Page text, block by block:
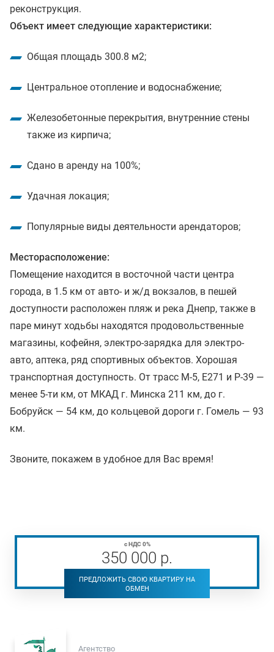
реконструкция.
Объект имеет следующие характеристики:
Общая площадь 300.8 м2;
Центральное отопление и водоснабжение;
Железобетонные перекрытия, внутренние стены
также из кирпича;
Сдано в аренду на 100%;
Удачная локация;
Популярные виды деятельности арендаторов;
Месторасположение:
Помещение находится в восточной части центра
города, в 1.5 км от авто- и ж/д вокзалов, в пешей
доступности расположен пляж и река Днепр, также в
паре минут ходьбы находятся продовольственные
магазины, кофейня, электро-зарядка для электро-
авто, аптека, ряд спортивных объектов. Хорошая
транспортная доступность. От трасс М-5, E271 и Р-39 —
менее 5-ти км, от МКАД г. Минска 211 км, до г.
Бобруйск — 54 км, до кольцевой дороги г. Гомель — 93
км.
Звоните, покажем в удобное для Вас время!
с НДС 0%
350 000 р.
ПРЕДЛОЖИТЬ СВОЮ КВАРТИРУ НА
ОБМЕН
Агентство